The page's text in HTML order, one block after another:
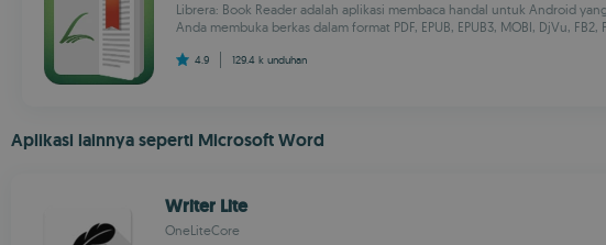
Librera: Book Reader adalah aplikasi membaca handal untuk Android
Anda membuka berkas dalam format PDF, EPUB, EPUB3, MOBI, DjVu, FB2,
4.9 129.4 k unduhan
Aplikasi lainnya seperti Microsoft Word
Writer Lite
OneLiteCore